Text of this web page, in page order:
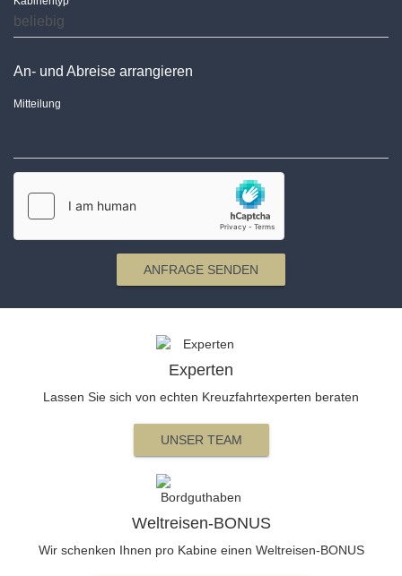
An- und Abreise arrangieren
Mitteilung
ANFRAGE SENDEN
Experten
Lassen Sie sich von echten Kreuzfahrtexperten beraten
UNSER TEAM
Weltreisen-BONUS
Wir schenken Ihnen pro Kabine einen Weltreisen-BONUS